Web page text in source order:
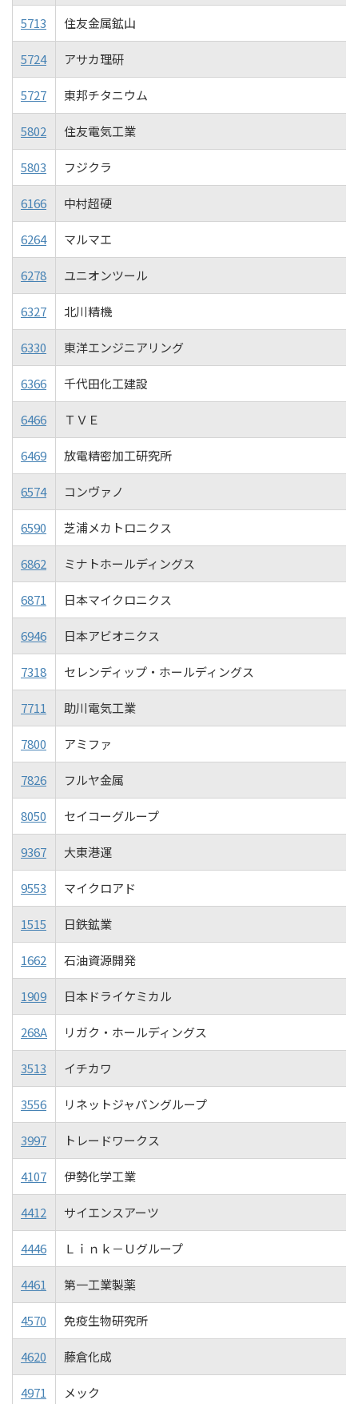
5713 住友金属鉱山
5724 アサカ理研
5727 東邦チタニウム
5802 住友電気工業
5803 フジクラ
6166 中村超硬
6264 マルマエ
6278 ユニオンツール
6327 北川精機
6330 東洋エンジニアリング
6366 千代田化工建設
6466 ＴＶＥ
6469 放電精密加工研究所
6574 コンヴァノ
6590 芝浦メカトロニクス
6862 ミナトホールディングス
6871 日本マイクロニクス
6946 日本アビオニクス
7318 セレンディップ・ホールディングス
7711 助川電気工業
7800 アミファ
7826 フルヤ金属
8050 セイコーグループ
9367 大東港運
9553 マイクロアド
1515 日鉄鉱業
1662 石油資源開発
1909 日本ドライケミカル
268A リガク・ホールディングス
3513 イチカワ
3556 リネットジャパングループ
3997 トレードワークス
4107 伊勢化学工業
4412 サイエンスアーツ
4446 Ｌｉｎｋ－Ｕグループ
4461 第一工業製薬
4570 免疫生物研究所
4620 藤倉化成
4971 メック